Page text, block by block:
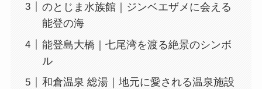
のとじま水族館｜ジンベエザメに会える
能登の海
能登島大橋｜七尾湾を渡る絶景のシンボ
ル
和倉温泉 総湯｜地元に愛される温泉施設